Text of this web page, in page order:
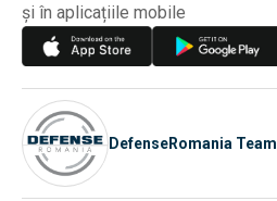
și în aplicațiile mobile
DefenseRomania Team